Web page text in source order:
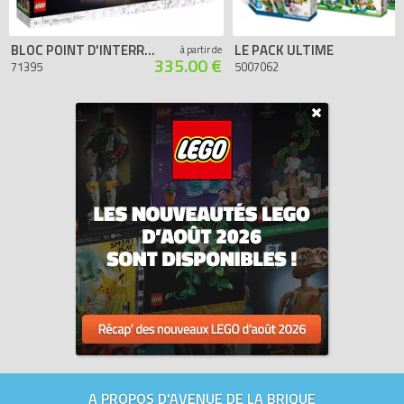
BLOC POINT D'INTERROGATION SUPER MARIO 64
71395
à partir de
335.00 €
LE PACK ULTIME
5007062
A PROPOS D'AVENUE DE LA BRIQUE